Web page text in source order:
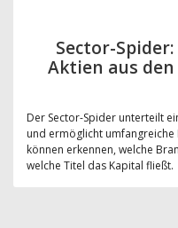
Sector-
Aktien aus
Der Sector-Spider unterteilt
und ermöglicht
können erkennen, welche
welche Titel das Kapital fließt.